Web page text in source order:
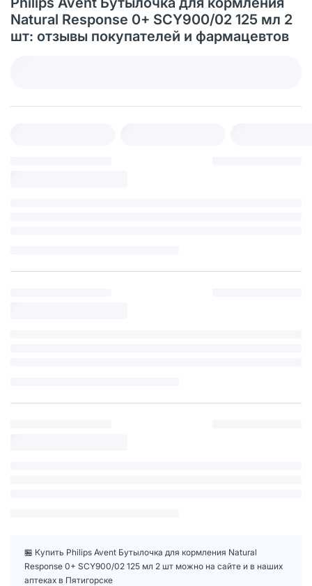
Natural Response 0+ SCY900/02 125 мл 2
шт: отзывы покупателей и фармацевтов
🏪 Купить Philips Avent Бутылочка для кормления Natural
Response 0+ SCY900/02 125 мл 2 шт можно на сайте и в наших
аптеках в Пятигорске